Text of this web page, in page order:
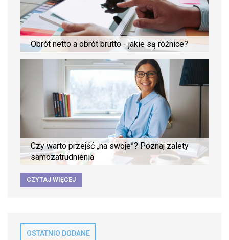
Obrót netto a obrót brutto - jakie są różnice?
Czy warto przejść „na swoje”? Poznaj zalety
samozatrudnienia
CZYTAJ WIĘCEJ
OSTATNIO DODANE